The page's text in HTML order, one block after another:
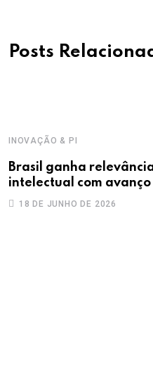
Posts
INOVAÇÃO & PI
Brasil ganha
intelectual com
18 DE JUNHO DE 2026